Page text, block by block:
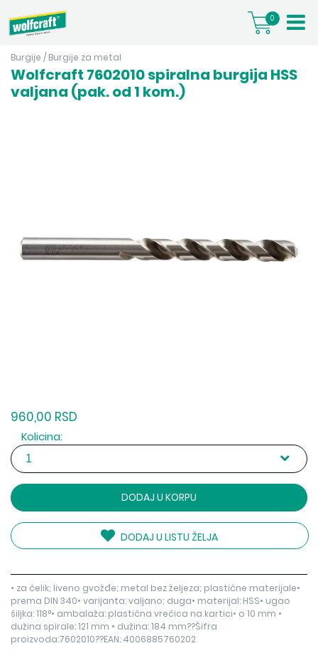
0
Burgije / Burgije za metal
Wolfcraft 7602010 spiralna burgija HSS
valjana (pak. od 1 kom.)
960,00 RSD
Kolicina:
DODAJ U KORPU
DODAJ U LISTU ŽELJA
• za čelik; liveno gvožđe; metal bez željeza; plastične materijale•
prema DIN 340• varijanta: valjano; duga• materijal: HSS• ugao
šiljka: 118°• ambalaža: plastična vrećica na kartici• o 10 mm •
dužina spirale: 121 mm • dužina: 184 mm??Šifra
proizvoda:7602010??EAN: 4006885760202